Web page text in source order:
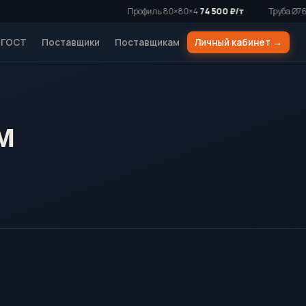
Профиль 80×80×474 500 ₽/т · · Труба Ø76×4
ГОСТ Поставщики Поставщикам Личный кабинет →